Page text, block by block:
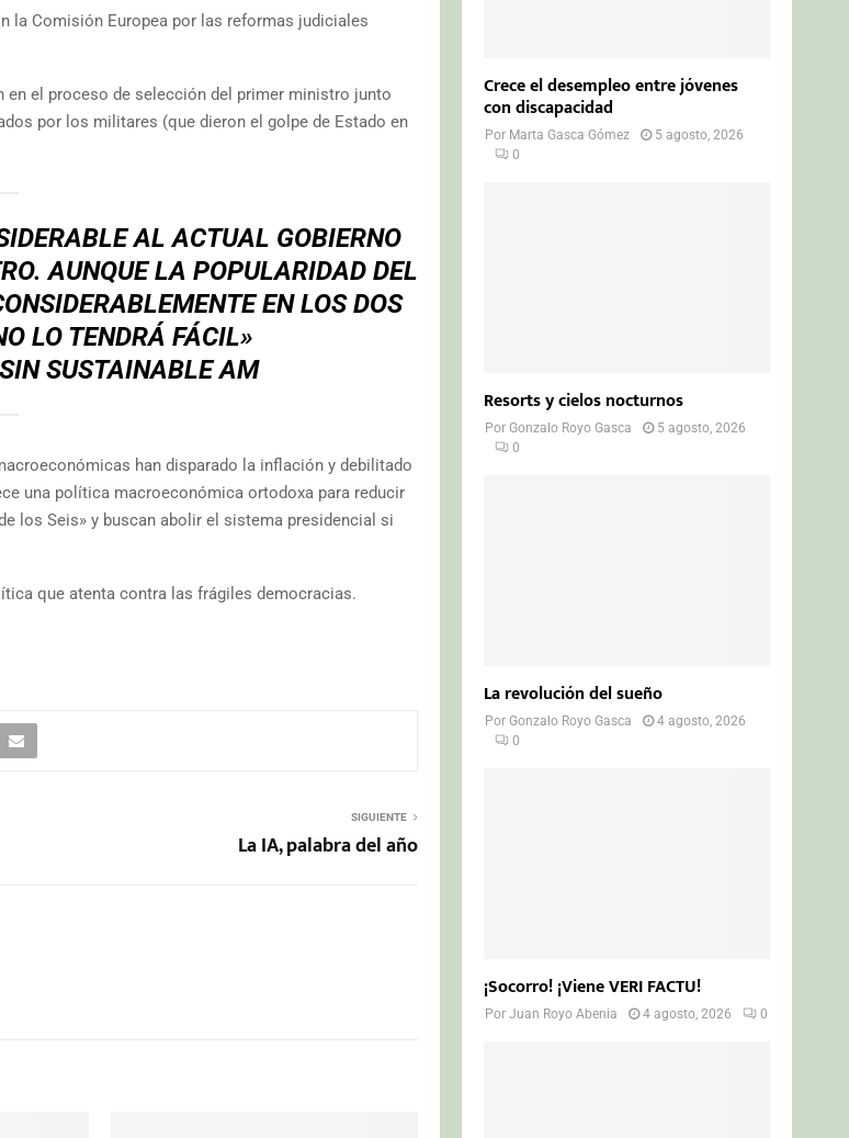
la Comisión Europea por las reformas judiciales
en el proceso de selección del primer ministro junto
por los militares (que dieron el golpe de Estado en
AL ACTUAL GOBIERNO
AUNQUE LA POPULARIDAD DEL
EN LOS DOS
LO TENDRÁ FÁCIL»
SUSTAINABLE AM
han disparado la inflación y debilitado
una política macroeconómica ortodoxa para reducir
los Seis» y buscan abolir el sistema presidencial si
que atenta contra las frágiles democracias.
SIGUIENTE
La IA, palabra del año
Crece el desempleo entre jóvenes
con discapacidad
Por Marta Gasca Gómez
5 agosto, 2026
0
Resorts y cielos nocturnos
PorGonzalo Royo Gasca
5 agosto, 2026
0
La revolución del sueño
PorGonzalo Royo Gasca
4 agosto, 2026
0
¡Socorro! ¡Viene VERI FACTU!
PorJuan Royo Abenia 4 agosto, 2026 0